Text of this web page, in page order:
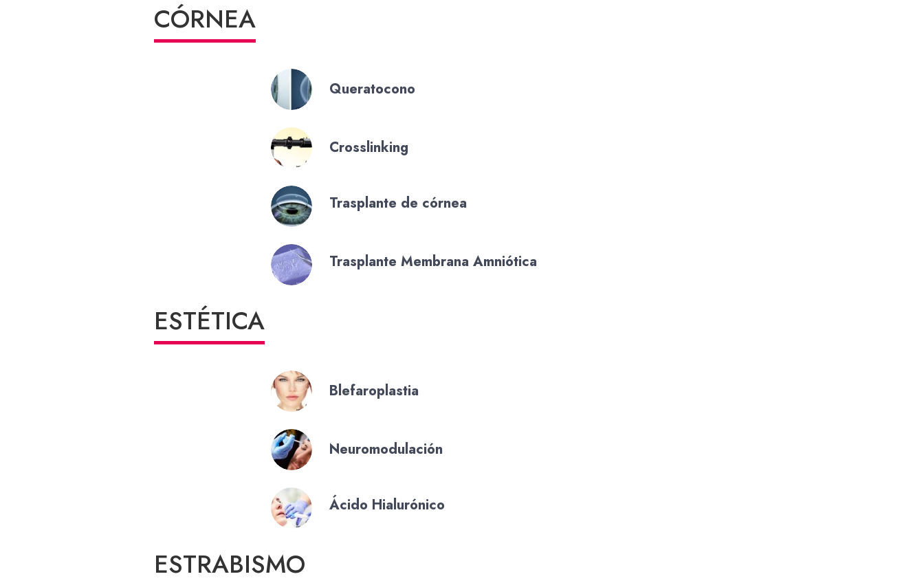
CÓRNEA
Queratocono
Crosslinking
Trasplante de córnea
Trasplante Membrana Amniótica
ESTÉTICA
Blefaroplastia
Neuromodulación
Ácido Hialurónico
ESTRABISMO